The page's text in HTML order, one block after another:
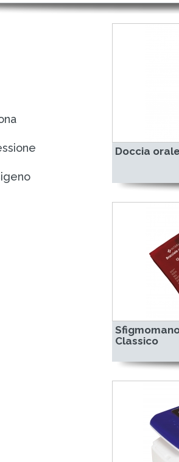
Doccia
Classico